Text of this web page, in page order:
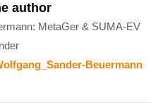
author
MetaGer & SUMA-EV
Beuermann